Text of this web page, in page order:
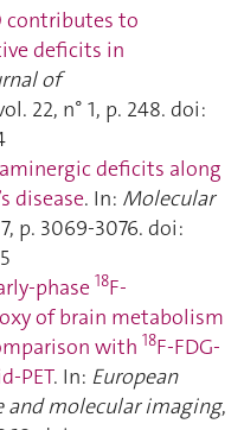
contributes to
deficits in
of
22, n° 1, p. 248. doi:
deficits along
disease. In: Molecular
p. 3069‑3076. doi:
phase 18F-
of brain metabolism
with 18F-FDG-
PET. In: European
and molecular imaging,